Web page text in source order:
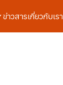
ข่าวสารเกี่ยวกับเรา